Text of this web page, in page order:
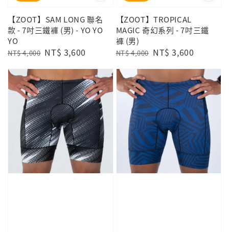
【ZOOT】SAM LONG 聯名
款 - 7吋三鐵褲 (男) - YO YO
YO
Regular
NT$ 4,000 Sale
NT$ 3,600
【ZOOT】TROPICAL
MAGIC 奇幻系列 - 7吋三鐵
褲 (男)
Regular
NT$ 4,000 Sale
NT$ 3,600